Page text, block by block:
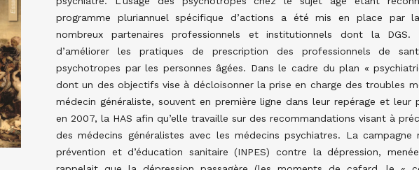
programme pluriannuel spécifique d’actions a été mis en place par
nombreux partenaires professionnels et institutionnels dont la
d’améliorer les pratiques de prescription des professionnels de
psychotropes par les personnes âgées. Dans le cadre du plan «
dont un des objectifs vise à décloisonner la prise en charge des troubles
médecin généraliste, souvent en première ligne dans leur repérage et leur
en 2007, la HAS afin qu’elle travaille sur des recommandations visant à
des médecins généralistes avec les médecins psychiatres. La
prévention et d’éducation sanitaire (INPES) contre la dépression,